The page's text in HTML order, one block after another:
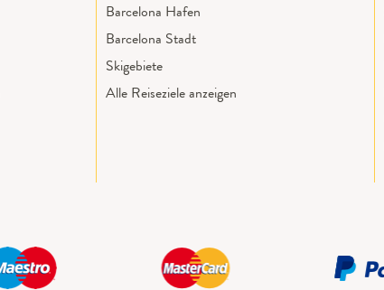
Barcelona Hafen
Barcelona Stadt
Skigebiete
Alle Reiseziele anzeigen